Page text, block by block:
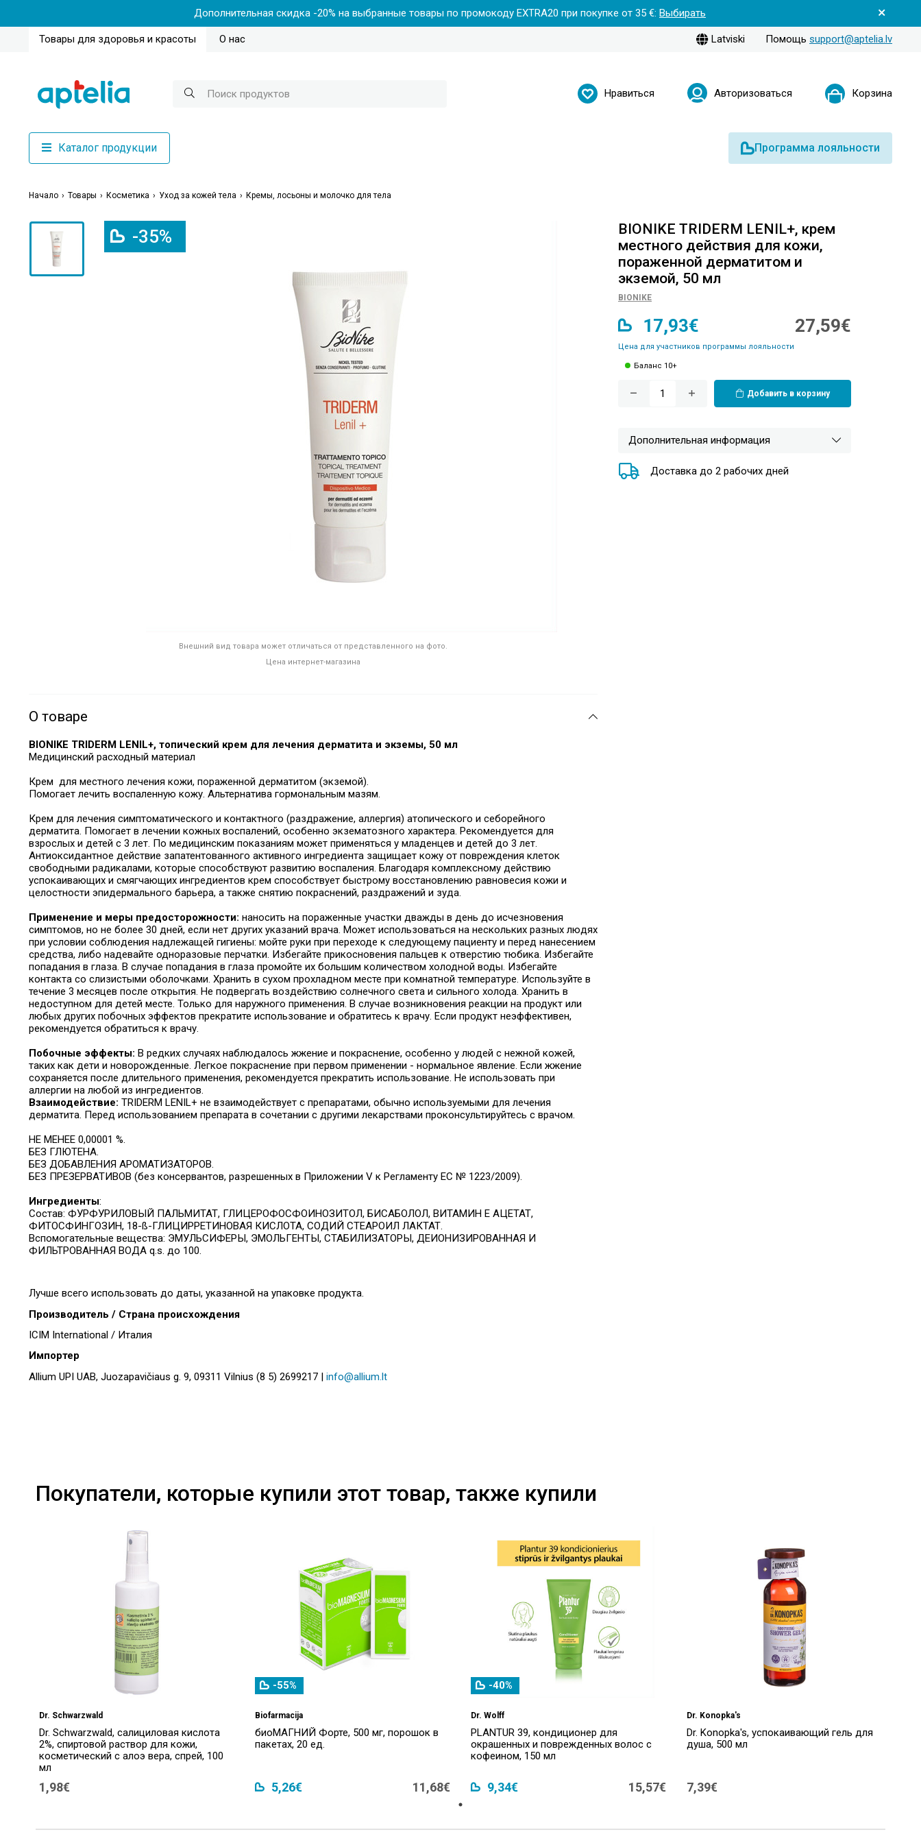
Дополнительная скидка -20% на выбранные товары по промокоду EXTRA20 при покупке от 35 €: Выбирать
Товары для здоровья и красоты О нас Latviski Помощь support@aptelia.lv
Нравиться Авторизоваться Корзина
Каталог продукции Программа лояльности
Начало Товары Косметика Уход за кожей тела Кремы, лосьоны и молочко для тела
-35%
Внешний вид товара может отличаться от представленного на фото.
Цена интернет-магазина
О товаре
BIONIKE TRIDERM LENIL+, топический крем для лечения дерматита и экземы, 50 мл
Медицинский расходный материал
Крем для местного лечения кожи, пораженной дерматитом (экземой).
Помогает лечить воспаленную кожу. Альтернатива гормональным мазям.
Крем для лечения симптоматического и контактного (раздражение, аллергия) атопического и себорейного
дерматита. Помогает в лечении кожных воспалений, особенно экзематозного характера. Рекомендуется для
взрослых и детей с 3 лет. По медицинским показаниям может применяться у младенцев и детей до 3 лет.
Антиоксидантное действие запатентованного активного ингредиента защищает кожу от повреждения клеток
свободными радикалами, которые способствуют развитию воспаления. Благодаря комплексному действию
успокаивающих и смягчающих ингредиентов крем способствует быстрому восстановлению равновесия кожи и
целостности эпидермального барьера, а также снятию покраснений, раздражений и зуда.
Применение и меры предосторожности: наносить на пораженные участки дважды в день до исчезновения
симптомов, но не более 30 дней, если нет других указаний врача. Может использоваться на нескольких разных людях
при условии соблюдения надлежащей гигиены: мойте руки при переходе к следующему пациенту и перед нанесением
средства, либо надевайте одноразовые перчатки. Избегайте прикосновения пальцев к отверстию тюбика. Избегайте
попадания в глаза. В случае попадания в глаза промойте их большим количеством холодной воды. Избегайте
контакта со слизистыми оболочками. Хранить в сухом прохладном месте при комнатной температуре. Используйте в
течение 3 месяцев после открытия. Не подвергать воздействию солнечного света и сильного холода. Хранить в
недоступном для детей месте. Только для наружного применения. В случае возникновения реакции на продукт или
любых других побочных эффектов прекратите использование и обратитесь к врачу. Если продукт неэффективен,
рекомендуется обратиться к врачу.
Побочные эффекты: В редких случаях наблюдалось жжение и покраснение, особенно у людей с нежной кожей,
таких как дети и новорожденные. Легкое покраснение при первом применении - нормальное явление. Если жжение
сохраняется после длительного применения, рекомендуется прекратить использование. Не использовать при
аллергии на любой из ингредиентов.
Взаимодействие: TRIDERM LENIL+ не взаимодействует с препаратами, обычно используемыми для лечения
дерматита. Перед использованием препарата в сочетании с другими лекарствами проконсультируйтесь с врачом.
НЕ МЕНЕЕ 0,00001 %.
БЕЗ ГЛЮТЕНА.
БЕЗ ДОБАВЛЕНИЯ АРОМАТИЗАТОРОВ.
БЕЗ ПРЕЗЕРВАТИВОВ (без консервантов, разрешенных в Приложении V к Регламенту ЕС № 1223/2009).
Ингредиенты:
Состав: ФУРФУРИЛОВЫЙ ПАЛЬМИТАТ, ГЛИЦЕРОФОСФОИНОЗИТОЛ, БИСАБОЛОЛ, ВИТАМИН Е АЦЕТАТ,
ФИТОСФИНГОЗИН, 18-ß-ГЛИЦИРРЕТИНОВАЯ КИСЛОТА, СОДИЙ СТЕАРОИЛ ЛАКТАТ.
Вспомогательные вещества: ЭМУЛЬСИФЕРЫ, ЭМОЛЬГЕНТЫ, СТАБИЛИЗАТОРЫ, ДЕИОНИЗИРОВАННАЯ И
ФИЛЬТРОВАННАЯ ВОДА q.s. до 100.
Лучше всего использовать до даты, указанной на упаковке продукта.
Производитель / Страна происхождения
ICIM International / Италия
Импортер
Allium UPI UAB, Juozapavičiaus g. 9, 09311 Vilnius (8 5) 2699217 | info@allium.lt
BIONIKE TRIDERM LENIL+, крем
местного действия для кожи,
пораженной дерматитом и
экземой, 50 мл
BIONIKE
17,93€
Цена для участников программы лояльности
27,59€
Баланс 10+
Добавить в корзину
Дополнительная информация
Доставка до 2 рабочих дней
Покупатели, которые купили этот товар, также купили
Dr. Schwarzwald
Dr. Schwarzwald, салициловая кислота
2%, спиртовой раствор для кожи,
косметический с алоэ вера, спрей, 100
мл
1,98€
-55%
Biofarmacija
биоМАГНИЙ Форте, 500 мг, порошок в
пакетах, 20 ед.
5,26€ 11,68€
-40%
Dr. Wolff
PLANTUR 39, кондиционер для
окрашенных и поврежденных волос с
кофеином, 150 мл
9,34€ 15,57€
Dr. Konopka's
Dr. Konopka's, успокаивающий гель для
душа, 500 мл
7,39€